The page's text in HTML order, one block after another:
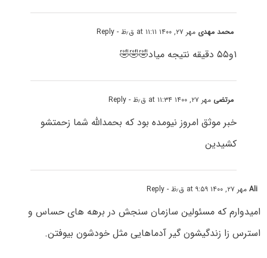
محمد مهدی مهر ۲۷, ۱۴۰۰ at ۱۱:۱۱ ق٫ظ - Reply
۱و۵۵ دقیقه نتیجه میاد🤣🤣🤣
مرتضی مهر ۲۷, ۱۴۰۰ at ۱۱:۳۴ ق٫ظ - Reply
خبر موثق امروز نیومده بود که بحمدالله شما زحمتشو
کشیدین
Aliمهر ۲۷, ۱۴۰۰ at ۹:۵۹ ق٫ظ - Reply
امیدوارم که مسئولین سازمان سنجش در برهه های حساس و
استرس زا زندگیشون گیر آدماهایی مثل خودشون بیوفتن.